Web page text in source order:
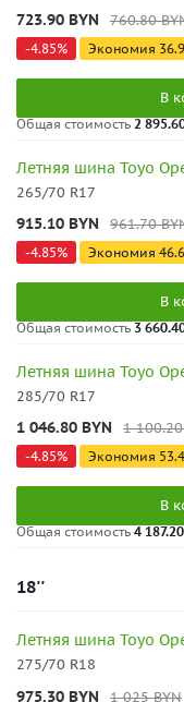
723.90 BYN 760.80
-4.85% Экономия
В
Общая стоимость 2
Летняя шина Toyo
265/70 R17
915.10 BYN 961.70
-4.85% Экономия
В
Общая стоимость 3
Летняя шина Toyo
285/70 R17
1 046.80 BYN 1 100.20
-4.85% Экономия
В
Общая стоимость 4
18''
Летняя шина Toyo
275/70 R18
975.30 BYN 1 025BYN